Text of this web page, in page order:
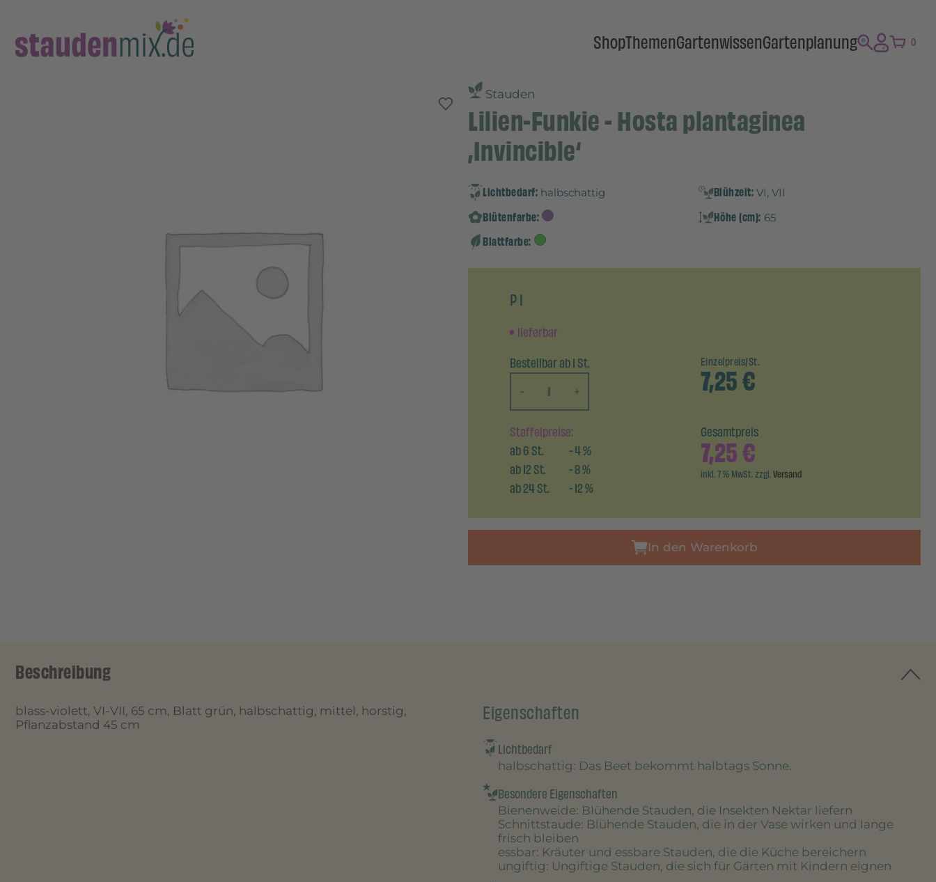
ShopThemenGartenwissenGartenplanung 0
Stauden
Lilien-Funkie - Hosta plantaginea
‚Invincible‘
Lichtbedarf: halbschattig Blühzeit: VI, VII
Blütenfarbe: Höhe (cm): 65
Blattfarbe:
P 1
lieferbar
Bestellbar ab 1 St.
-
+
Einzelpreis/St.
7,25€
Staffelpreise:
ab6St. -4%
ab12St. -8%
ab24St. -12%
Gesamtpreis
7,25€
inkl. 7 % MwSt. zzgl.Versand
In den Warenkorb
Beschreibung
blass-violett, VI-VII, 65 cm, Blatt grün, halbschattig, mittel, horstig,
Pflanzabstand 45 cm
Eigenschaften
Lichtbedarf
halbschattig: Das Beet bekommt halbtags Sonne.
Besondere Eigenschaften
Bienenweide: Blühende Stauden, die Insekten Nektar liefern
Schnittstaude: Blühende Stauden, die in der Vase wirken und lange
frisch bleiben
essbar: Kräuter und essbare Stauden, die die Küche bereichern
ungiftig: Ungiftige Stauden, die sich für Gärten mit Kindern eignen